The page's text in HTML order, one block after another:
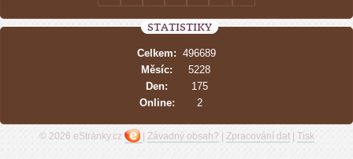
STATISTIKY
Online: 2
Celkem: 496689
Měsíc:
5228
Den:
175
© 2026 eStránky.cz Závadný obsah? Zpracování dat| Tisk